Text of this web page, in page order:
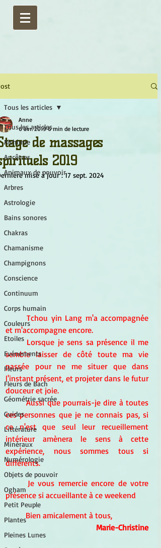
Tous les articles
Alchimie
Ancêtres
Animaux de pouvoir
Arbres
Astrologie
Bains sonores
Chakras
Chamanisme
Champignons
Conscience
Continuum
Corps humain
Couleurs
Etoiles
Evénements
Fleurs
Fleurs de Bach
Géométrie sacrée
Guides
Littérature
Minéraux
Numérologie
Objets de pouvoir
Ogham
Petit Peuple
Plantes
Pleines Lunes
Tous les articles
de massages
2019
Anne
6 avr. 2019 6 min de lecture
mise à jour :17 sept. 2024
Tchou yin Lang m'a accompagnée
et m'accompagne encore.
Lorsque je sens sa présence il me
semble laisser de côté toute ma vie
passée pour ne me situer que dans
l'instant présent, et projeter dans le futur
douceur et joie.
Aussi que pourrais-je dire à toutes
ces personnes que je ne connais pas, si
ce n'est que seul leur recueillement
intérieur amènera le sens à cette
expérience, nous sommes tous si
différents.
Je vous remercie encore de votre
présence si accueillante à ce weekend
Bien amicalement à tous,
Marie-Christine